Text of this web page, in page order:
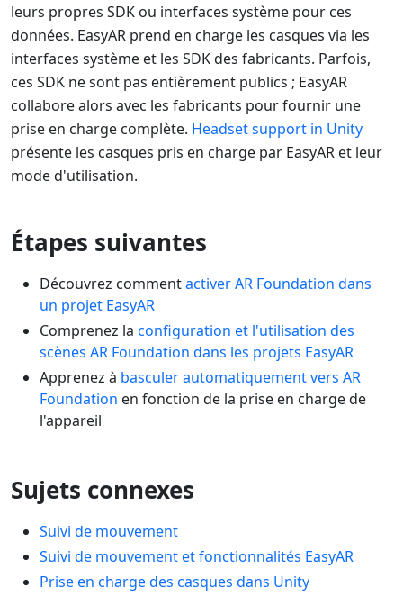
leurs propres SDK ou interfaces système pour ces
données. EasyAR prend en charge les casques via les
interfaces système et les SDK des fabricants. Parfois,
ces SDK ne sont pas entièrement publics ; EasyAR
collabore alors avec les fabricants pour fournir une
prise en charge complète. Headset support in Unity
présente les casques pris en charge par EasyAR et leur
mode d'utilisation.
Étapes suivantes
Découvrez commentactiver AR Foundation dans
un projet EasyAR
Comprenez la configuration et l'utilisation des
scènes AR Foundation dans les projets EasyAR
Apprenez à basculer automatiquement vers AR
Foundation en fonction de la prise en charge de
l'appareil
Sujets connexes
Suivi de mouvement
Suivi de mouvement et fonctionnalités EasyAR
Prise en charge des casques dans Unity